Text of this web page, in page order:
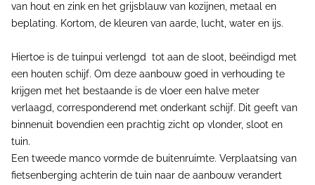
van hout en zink en het grijsblauw van kozijnen, metaal en
beplating. Kortom, de kleuren van aarde, lucht, water en ijs.
Hiertoe is de tuinpui verlengd tot aan de sloot, beëindigd met
een houten schijf. Om deze aanbouw goed in verhouding te
krijgen met het bestaande is de vloer een halve meter
verlaagd, corresponderend met onderkant schijf. Dit geeft van
binnenuit bovendien een prachtig zicht op vlonder, sloot en
tuin.
Een tweede manco vormde de buitenruimte. Verplaatsing van
fietsenberging achterin de tuin naar de aanbouw verandert